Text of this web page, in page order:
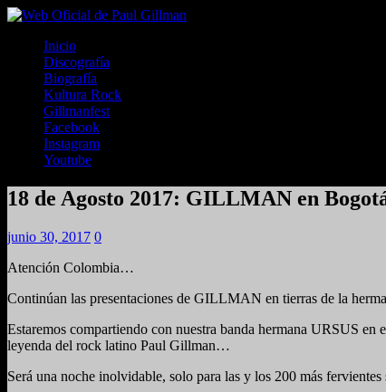
Inicio
Discografía
Biografía
Kultura Rock
Gillmanfest
Facebook
Instagram
Youtube
18 de Agosto 2017: GILLMAN en
junio 30, 2017 0
Atención Colombia…
Continúan las presentaciones de GILLMAN en tierras de la
Estaremos compartiendo con nuestra banda hermana URSUS
leyenda del rock latino Paul Gillman…
Será una noche inolvidable, solo para las y los 200 más